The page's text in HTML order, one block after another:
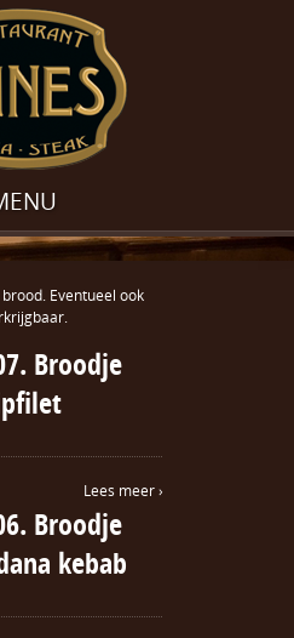
Eventueel ook
Broodje
Lees meer ›
Broodje
kebab